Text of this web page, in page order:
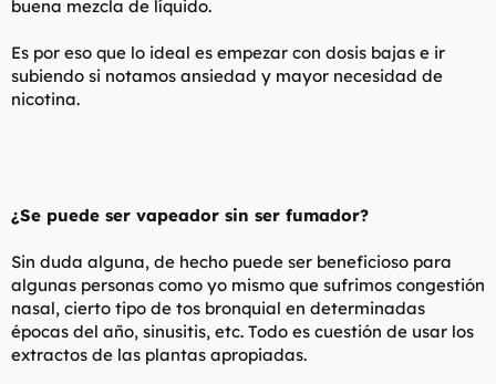
buena mezcla de líquido.
Es por eso que lo ideal es empezar con dosis bajas e ir
subiendo si notamos ansiedad y mayor necesidad de
nicotina.
¿Se puede ser vapeador sin ser fumador?
Sin duda alguna, de hecho puede ser beneficioso para
algunas personas como yo mismo que sufrimos congestión
nasal, cierto tipo de tos bronquial en determinadas
épocas del año, sinusitis, etc. Todo es cuestión de usar los
extractos de las plantas apropiadas.